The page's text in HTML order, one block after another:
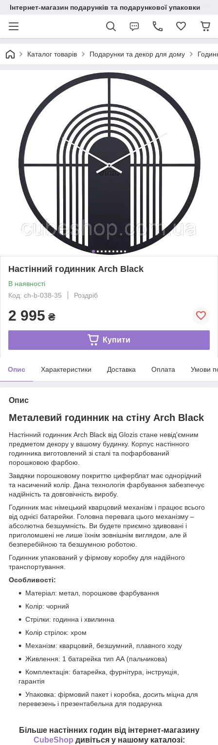
Інтернет-магазин подарунків та подарункової упаковки
Каталог товарів Подарунки та декор для дому
Настінний годинник Arch Black
В наявності
Код: ch-b-038-35
Роздріб
2 995 ₴
Купити
Опис Характеристики Доставка Оплата Умови
Опис
Металевий годинник на стіну Arch Black
Настінний годинник Arch Black від Glozis стане невід'ємним
предметом декору у вашому будинку. Корпус настінного
годинника виготовлений зі сталі та пофарбований
порошковою фарбою.
Завдяки порошковому покриттю циферблат має однорідний
та насичений колір. Дана технологія фарбування забезпечує
надійність та довговічність виробу.
Годинник має німецький кварцовий механізм і працює всього
від однієї батарейки. Головна перевага цього механізму –
абсолютна безшумність. Ви будете приємно здивовані і
приголомшені не лише їхнім зовнішнім виглядом, але й
безперебійною та безшумною роботою.
Годинник упакований у фірмову коробку для надійного
транспортування.
Особливості:
Матеріал: метал, порошкове фарбування
Колір: чорний
Стрілки: годинна і хвилинна
Колір стрілок: хром
Механізм: кварцовий, безшумний, плавного ходу
Живлення: 1 батарейка тип АА (пальчикова)
Комплектація: батарейка, фурнітура, інструкція,
гарантія
Упаковка: фірмовий пакет і коробка, досить міцна для
перевезень і презентабельна для подарунка
Більше настінних годин від інтернет-магазину
CubeShop дивіться у нашому каталозі: